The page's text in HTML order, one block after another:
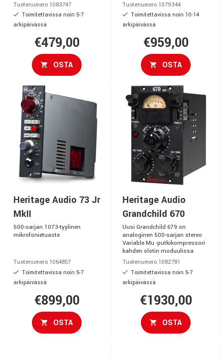
Tuotenumero 1083747
Toimitettavissa noin 5-7
arkipäivässä
€479,00
OSTA
Tuotenumero 1079344
Toimitettavissa noin 10-14
arkipäivässä
€959,00
OSTA
Heritage Audio 73 Jr
MkII
500-sarjan 1073-tyylinen
mikrofonietuaste
Tuotenumero 1064857
Toimitettavissa noin 5-7
arkipäivässä
€899,00
OSTA
Heritage Audio
Grandchild 670
Uusi Grandchild 679 on
analoginen 500-sarjan stereo
Variable Mu -putkikompressori
kahden slotin moduulissa
Tuotenumero 1082781
Toimitettavissa noin 5-7
arkipäivässä
€1930,00
OSTA